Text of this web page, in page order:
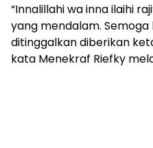
“Innalillahi wa inna ilaihi
yang mendalam.
ditinggalkan diberikan
kata Menekraf Riefky